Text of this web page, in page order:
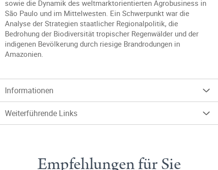
sowie die Dynamik des weltmarktorientierten Agrobusiness in
São Paulo und im Mittelwesten. Ein Schwerpunkt war die
Analyse der Strategien staatlicher Regionalpolitik, die
Bedrohung der Biodiversität tropischer Regenwälder und der
indigenen Bevölkerung durch riesige Brandrodungen in
Amazonien.
Informationen
Weiterführende Links
Empfehlungen für Sie